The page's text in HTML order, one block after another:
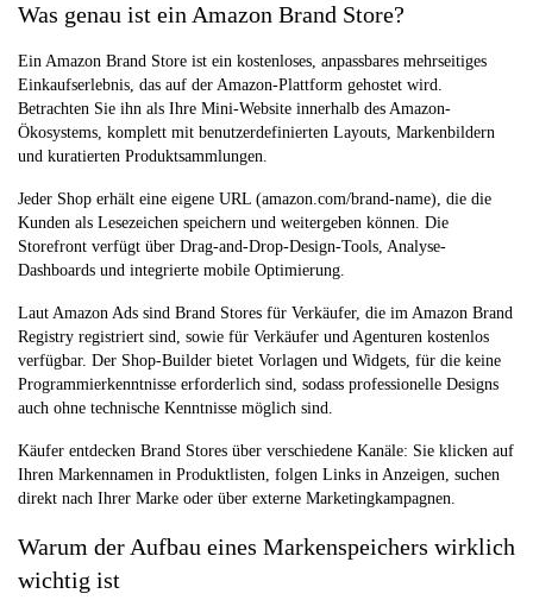
Was genau ist ein Amazon Brand Store?
Ein Amazon Brand Store ist ein kostenloses, anpassbares mehrseitiges
Einkaufserlebnis, das auf der Amazon-Plattform gehostet wird.
Betrachten Sie ihn als Ihre Mini-Website innerhalb des Amazon-
Ökosystems, komplett mit benutzerdefinierten Layouts, Markenbildern
und kuratierten Produktsammlungen.
Jeder Shop erhält eine eigene URL (amazon.com/brand-name), die die
Kunden als Lesezeichen speichern und weitergeben können. Die
Storefront verfügt über Drag-and-Drop-Design-Tools, Analyse-
Dashboards und integrierte mobile Optimierung.
Laut Amazon Ads sind Brand Stores für Verkäufer, die im Amazon Brand
Registry registriert sind, sowie für Verkäufer und Agenturen kostenlos
verfügbar. Der Shop-Builder bietet Vorlagen und Widgets, für die keine
Programmierkenntnisse erforderlich sind, sodass professionelle Designs
auch ohne technische Kenntnisse möglich sind.
Käufer entdecken Brand Stores über verschiedene Kanäle: Sie klicken auf
Ihren Markennamen in Produktlisten, folgen Links in Anzeigen, suchen
direkt nach Ihrer Marke oder über externe Marketingkampagnen.
Warum der Aufbau eines Markenspeichers wirklich
wichtig ist